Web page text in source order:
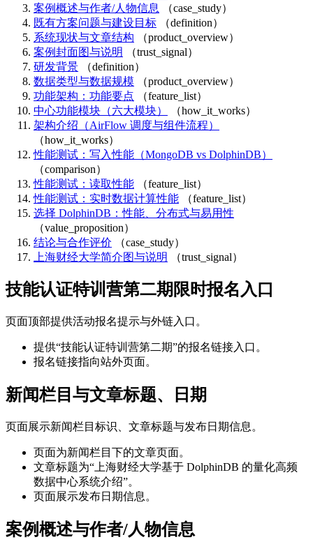
案例概述与作者/人物信息
（case_study）
既有方案问题与建设目标
（definition）
系统现状与文章结构
（product_overview）
案例封面图与说明
（trust_signal）
研发背景
（definition）
数据类型与数据规模
（product_overview）
功能架构：功能要点
（feature_list）
中心功能模块（六大模块）
（how_it_works）
架构介绍（AirFlow 调度与组件流程）
（how_it_works）
性能测试：写入性能（MongoDB vs DolphinDB）
（comparison）
性能测试：读取性能
（feature_list）
性能测试：实时数据计算性能
（feature_list）
选择 DolphinDB：性能、分布式与易用性
（value_proposition）
结论与合作评价
（case_study）
上海财经大学简介图与说明
（trust_signal）
技能认证特训营第二期限时报名入口
页面顶部提供活动报名提示与外链入口。
提供“技能认证特训营第二期”的报名链接入口。
报名链接指向站外页面。
新闻栏目与文章标题、日期
页面展示新闻栏目标识、文章标题与发布日期信息。
页面为新闻栏目下的文章页面。
文章标题为“上海财经大学基于 DolphinDB 的量化高频
数据中心系统介绍”。
页面展示发布日期信息。
案例概述与作者/人物信息